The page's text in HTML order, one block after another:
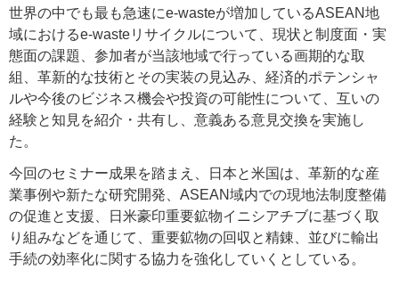
世界の中でも最も急速にe-wasteが増加しているASEAN地
域におけるe-wasteリサイクルについて、現状と制度面・実
態面の課題、参加者が当該地域で行っている画期的な取
組、革新的な技術とその実装の見込み、経済的ポテンシャ
ルや今後のビジネス機会や投資の可能性について、互いの
経験と知見を紹介・共有し、意義ある意見交換を実施し
た。
今回のセミナー成果を踏まえ、日本と米国は、革新的な産
業事例や新たな研究開発、ASEAN域内での現地法制度整備
の促進と支援、日米豪印重要鉱物イニシアチブに基づく取
り組みなどを通じて、重要鉱物の回収と精錬、並びに輸出
手続の効率化に関する協力を強化していくとしている。